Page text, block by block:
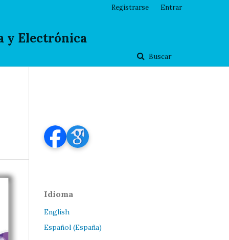
y Electrónica
Buscar
Registrarse Entrar
Idioma
English
Español (España)